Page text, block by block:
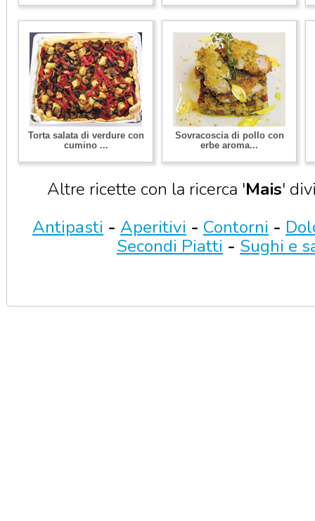
Torta salata di verdure con
cumino ...
Sovracoscia di pollo con
erbe aroma...
Altre ricette con la ricerca 'Mais'
Antipasti - Aperitivi - Contorni -
Secondi Piatti - Sughi e